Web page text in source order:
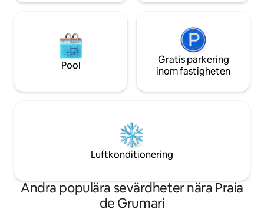
Pool
Gratis parkering
inom fastigheten
Luftkonditionering
Andra populära sevärdheter nära Praia
de Grumari